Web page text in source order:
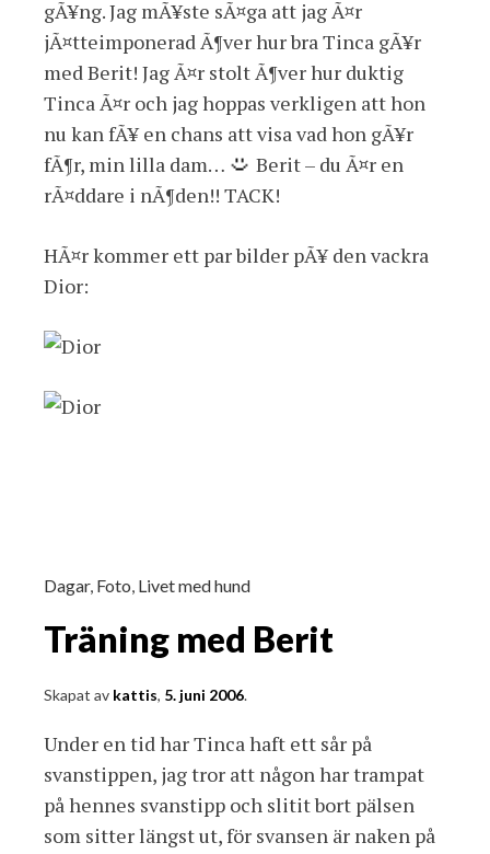
gÃ¥ng. Jag mÃ¥ste sÃ¤ga att jag Ã¤r
jÃ¤tteimponerad Ã¶ver hur bra Tinca gÃ¥r
med Berit! Jag Ã¤r stolt Ã¶ver hur duktig
Tinca Ã¤r och jag hoppas verkligen att hon
nu kan fÃ¥ en chans att visa vad hon gÃ¥r
fÃ¶r, min lilla dam…
Berit – du Ã¤r en
rÃ¤ddare i nÃ¶den!! TACK!
HÃ¤r kommer ett par bilder pÃ¥ den vackra
Dior:
Dagar, Foto, Livet med hund
Träning med Berit
Skapat av kattis, 5. juni 2006.
Under en tid har Tinca haft ett sår på
svanstippen, jag tror att någon har trampat
på hennes svanstipp och slitit bort pälsen
som sitter längst ut, för svansen är naken på